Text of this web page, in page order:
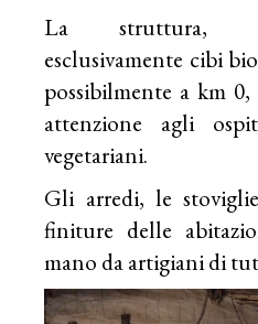
La struttura,
esclusivamente cibi
possibilmente a km
attenzione agli
vegetariani.
Gli arredi, le
finiture delle
mano da artigiani di